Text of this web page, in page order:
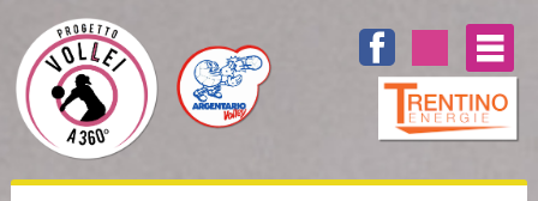
degli
argomenti
delle
notizie:
Serie B1